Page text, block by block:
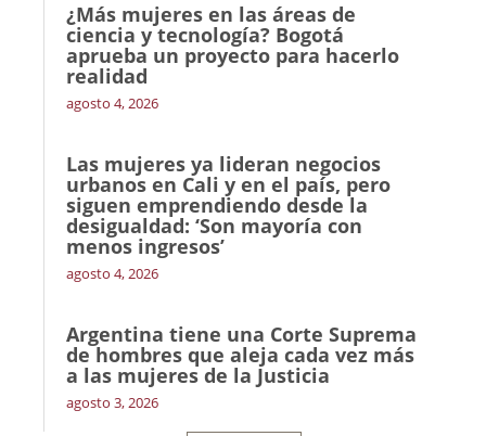
¿Más mujeres en las áreas de
ciencia y tecnología? Bogotá
aprueba un proyecto para hacerlo
realidad
agosto 4, 2026
Las mujeres ya lideran negocios
urbanos en Cali y en el país, pero
siguen emprendiendo desde la
desigualdad: ‘Son mayoría con
menos ingresos’
agosto 4, 2026
Argentina tiene una Corte Suprema
de hombres que aleja cada vez más
a las mujeres de la Justicia
agosto 3, 2026